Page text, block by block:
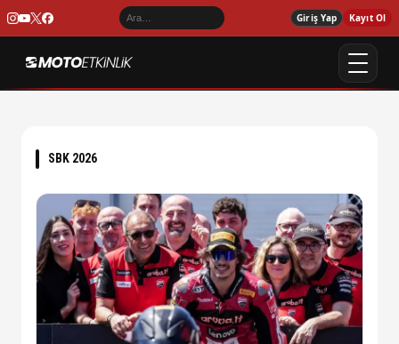
Giriş Yap Kayıt Ol
SBK 2026